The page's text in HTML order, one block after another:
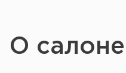
О салоне